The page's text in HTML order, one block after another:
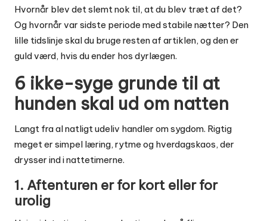
Hvornår blev det slemt nok til, at du blev træt af det?
Og hvornår var sidste periode med stabile nætter? Den
lille tidslinje skal du bruge resten af artiklen, og den er
guld værd, hvis du ender hos dyrlægen.
6 ikke-syge grunde til at
hunden skal ud om natten
Langt fra al natligt udeliv handler om sygdom. Rigtig
meget er simpel læring, rytme og hverdagskaos, der
drysser ind i nattetimerne.
1. Aftenturen er for kort eller for
urolig